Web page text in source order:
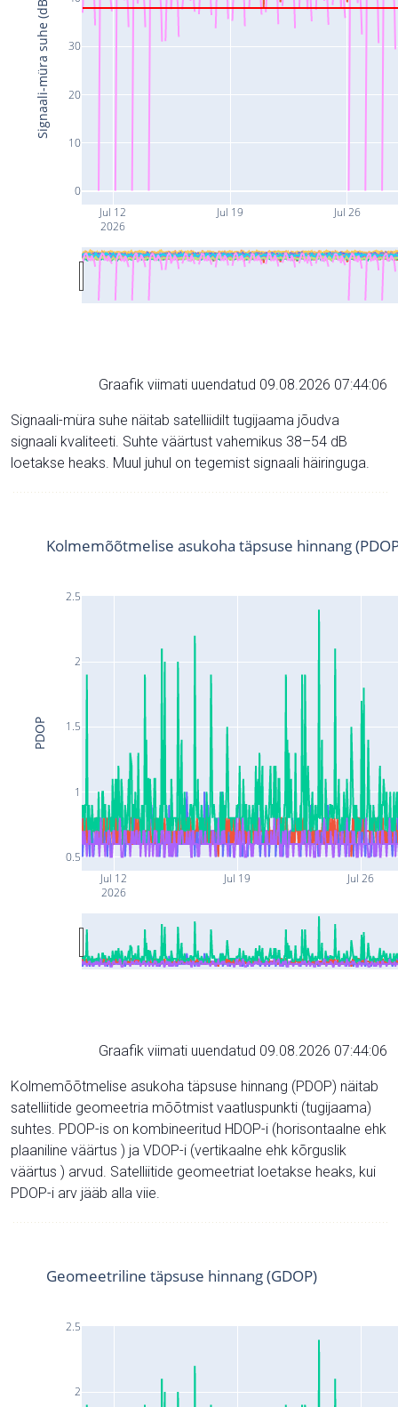
Jul 12
2026
Jul 19 Jul 26
0
10
20
30
Signaali-müra suhe (dB)
Graafik viimati uuendatud 09.08.2026 07:44:06
Signaali-müra suhe näitab satelliidilt tugijaama jõudva
signaali kvaliteeti. Suhte väärtust vahemikus 38–54 dB
loetakse heaks. Muul juhul on tegemist signaali häiringuga.
Jul 12
2026
Jul 19 Jul 26
0.5
1
1.5
2
2.5
Kolmemõõtmelise asukoha täpsuse hinnang
PDOP
Graafik viimati uuendatud 09.08.2026 07:44:06
Kolmemõõtmelise asukoha täpsuse hinnang (PDOP) näitab
satelliitide geomeetria mõõtmist vaatluspunkti (tugijaama)
suhtes. PDOP-is on kombineeritud HDOP-i (horisontaalne ehk
plaaniline väärtus ) ja VDOP-i (vertikaalne ehk kõrguslik
väärtus ) arvud. Satelliitide geomeetriat loetakse heaks, kui
PDOP-i arv jääb alla viie.
2
2.5
Geomeetriline täpsuse hinnang (GDOP)